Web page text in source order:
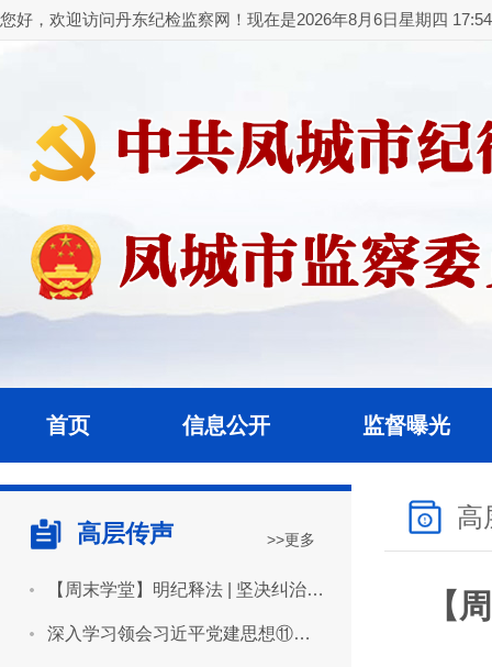
您好，欢迎访问丹东纪检监察网！现在是2026年8月6日星期四
首页 信息公开 监督曝光
高层传声 >>更多
【周末学堂】明纪释法 | 坚决纠治“形象工程”“政绩工程”
深入学习领会习近平党建思想⑪坚持用严明的纪律管全党治全党
高
【